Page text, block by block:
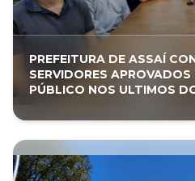
PREFEITURA DE ASSAÍ
SERVIDORES
PÚBLICO NOS ULTIMOS